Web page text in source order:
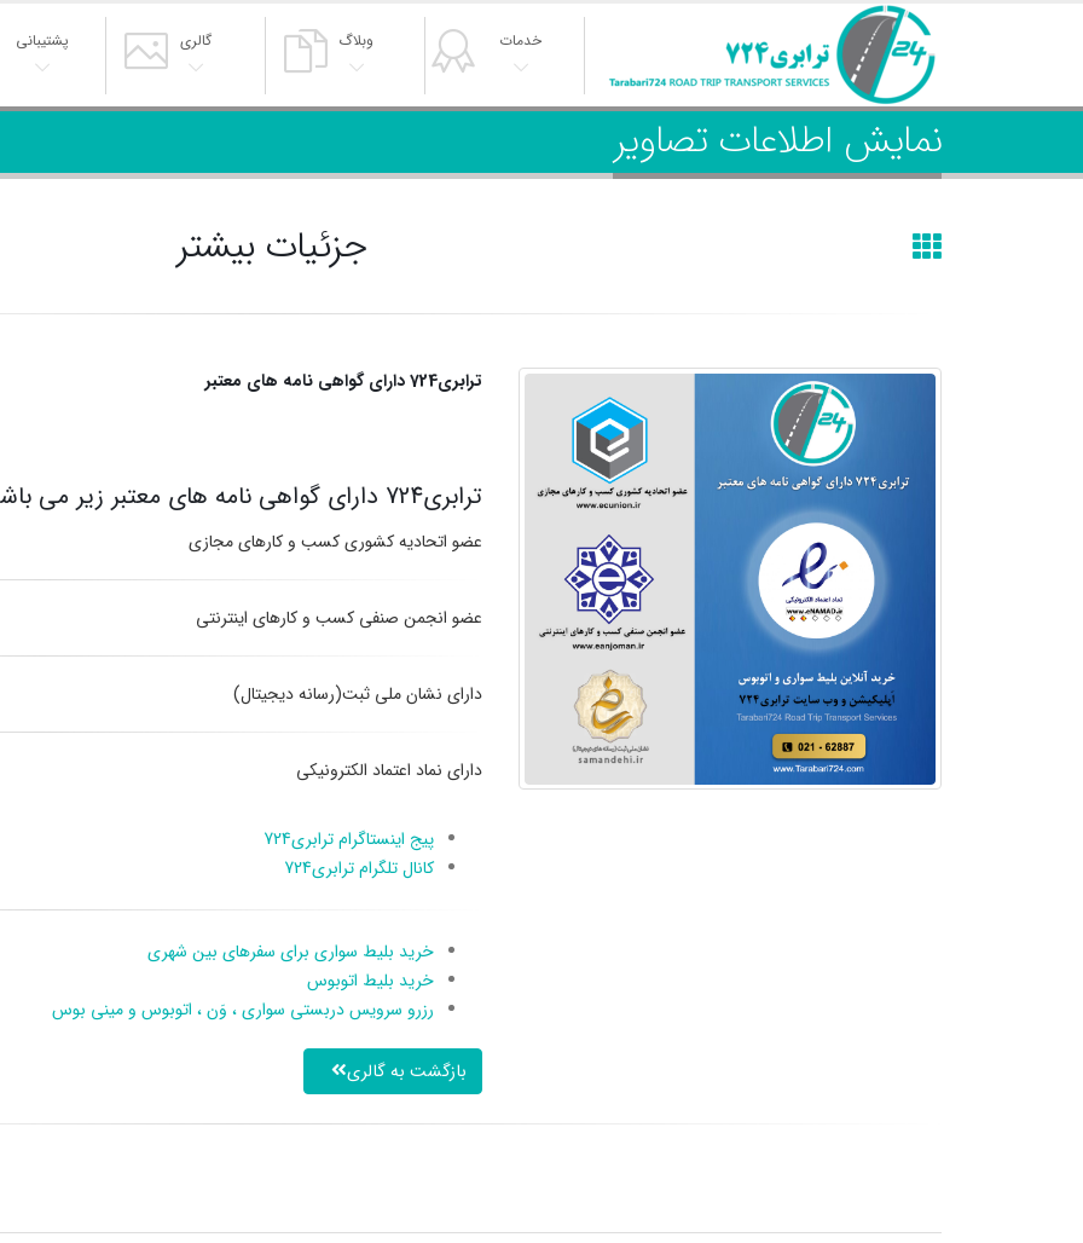
خدمات وبلاگ گالری پشتیبانی
نمایش اطلاعات تصاویر
جزئیات بیشتر
ترابری724 دارای گواهی نامه های معتبر
ترابری724 دارای گواهی نامه های معتبر زیر می باشد:
عضو اتحادیه کشوری کسب و کارهای مجازی
عضو انجمن صنفی کسب و کارهای اینترنتی
دارای نشان ملی ثبت(رسانه دیجیتال)
دارای نماد اعتماد الکترونیکی
پیج اینستاگرام ترابری724
کانال تلگرام ترابری724
خرید بلیط سواری برای سفرهای بین شهری
خرید بلیط اتوبوس
رزرو سرویس دربستی سواری ، وَن ، اتوبوس و مینی بوس
بازگشت به گالری